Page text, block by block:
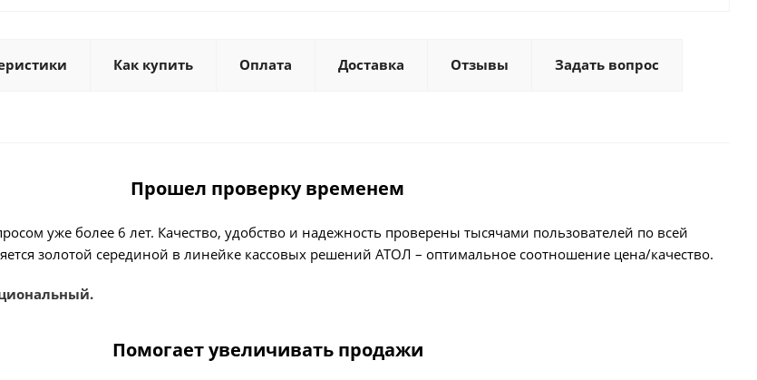
Как купить Оплата Доставка Отзывы Задать вопрос
Прошел проверку временем
уже более 6 лет. Качество, удобство и надежность проверены тысячами пользователей по всей
золотой серединой в линейке кассовых решений АТОЛ – оптимальное соотношение цена/качество.
Помогает увеличивать продажи